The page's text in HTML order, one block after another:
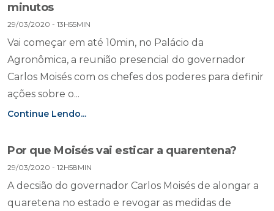
minutos
29/03/2020 - 13H55MIN
Vai começar em até 10min, no Palácio da
Agronômica, a reunião presencial do governador
Carlos Moisés com os chefes dos poderes para definir
ações sobre o...
Continue Lendo...
Por que Moisés vai esticar a quarentena?
29/03/2020 - 12H58MIN
A decsião do governador Carlos Moisés de alongar a
quaretena no estado e revogar as medidas de